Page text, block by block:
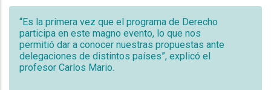
“Es la primera vez que el programa de Derecho
participa en este magno evento, lo que nos
permitió dar a conocer nuestras propuestas ante
delegaciones de distintos países”, explicó el
profesor Carlos Mario.